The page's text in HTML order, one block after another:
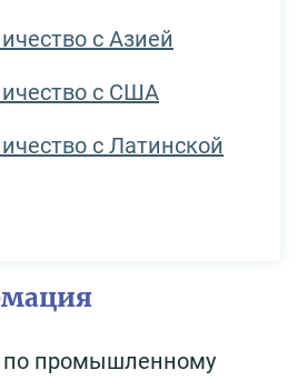
с Азией
с США
с Латинской
по промышленному